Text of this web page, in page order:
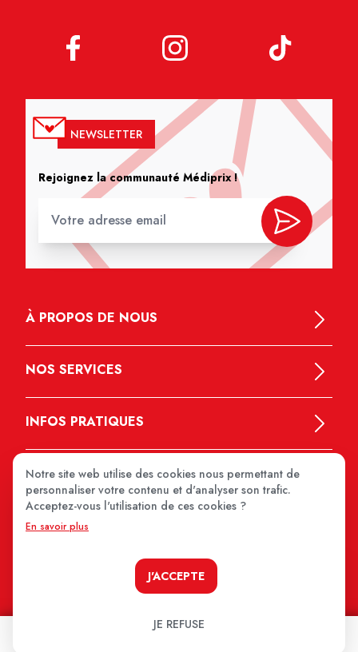
NEWSLETTER
Rejoignez la communauté Médiprix !
À PROPOS DE NOUS
NOS SERVICES
INFOS PRATIQUES
Notre site web utilise des cookies nous permettant de
personnaliser votre contenu et d'analyser son trafic.
Acceptez-vous l'utilisation de ces cookies ?
En savoir plus
J'ACCEPTE
JE REFUSE